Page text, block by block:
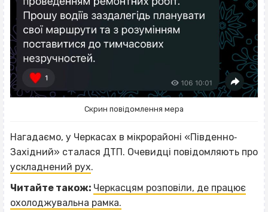
Скрин повідомлення мера
Нагадаємо, у Черкасах в мікрорайоні «Південно‐
Західний» сталася ДТП. Очевидці повідомляють про
ускладнений рух.
Читайте також: Черкасцям розповіли, де працює
охолоджувальна рамка.